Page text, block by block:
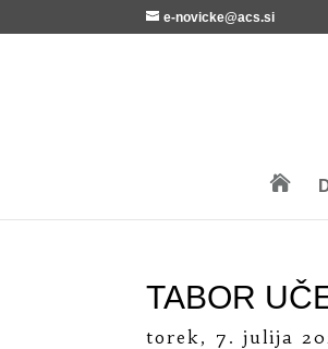
e-novicke@acs.si

TABOR
torek, 7. julija